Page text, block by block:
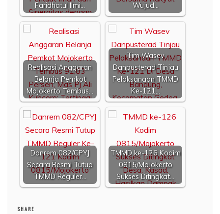
Faridhatul Ilmi…
Wujud…
Realisasi Anggaran
Belanja Pemkot
Mojokerto Tembus…
Tim Wasev
Danpusterad Tinjau
Pelaksanaan TMMD
Ke-121…
Danrem 082/CPYJ
Secara Resmi Tutup
TMMD Reguler…
TMMD ke-126 Kodim
0815/Mojokerto
Sukses Ditingkat…
SHARE